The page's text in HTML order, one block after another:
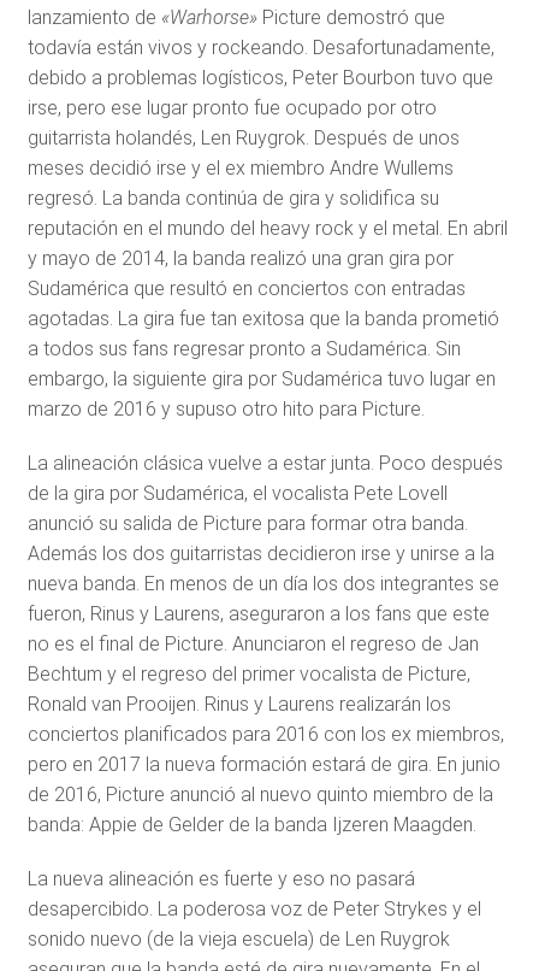
lanzamiento de «Warhorse»Picture demostró que
todavía están vivos y rockeando. Desafortunadamente,
debido a problemas logísticos, Peter Bourbon tuvo que
irse, pero ese lugar pronto fue ocupado por otro
guitarrista holandés, Len Ruygrok. Después de unos
meses decidió irse y el ex miembro Andre Wullems
regresó. La banda continúa de gira y solidifica su
reputación en el mundo del heavy rock y el metal. En abril
y mayo de 2014, la banda realizó una gran gira por
Sudamérica que resultó en conciertos con entradas
agotadas. La gira fue tan exitosa que la banda prometió
a todos sus fans regresar pronto a Sudamérica. Sin
embargo, la siguiente gira por Sudamérica tuvo lugar en
marzo de 2016 y supuso otro hito para Picture.
La alineación clásica vuelve a estar junta. Poco después
de la gira por Sudamérica, el vocalista Pete Lovell
anunció su salida de Picture para formar otra banda.
Además los dos guitarristas decidieron irse y unirse a la
nueva banda. En menos de un día los dos integrantes se
fueron, Rinus y Laurens, aseguraron a los fans que este
no es el final de Picture. Anunciaron el regreso de Jan
Bechtum y el regreso del primer vocalista de Picture,
Ronald van Prooijen. Rinus y Laurens realizarán los
conciertos planificados para 2016 con los ex miembros,
pero en 2017 la nueva formación estará de gira. En junio
de 2016, Picture anunció al nuevo quinto miembro de la
banda: Appie de Gelder de la banda Ijzeren Maagden.
La nueva alineación es fuerte y eso no pasará
desapercibido. La poderosa voz de Peter Strykes y el
sonido nuevo (de la vieja escuela) de Len Ruygrok